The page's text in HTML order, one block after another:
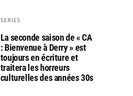
SERIES
La seconde saison de « CA
: Bienvenue à Derry » est
toujours en écriture et
traitera les horreurs
culturelles des années 30s